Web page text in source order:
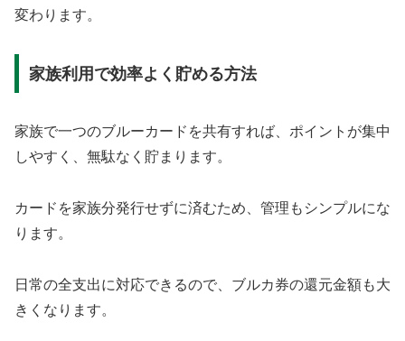
変わります。
家族利用で効率よく貯める方法
家族で一つのブルーカードを共有すれば、ポイントが集中
しやすく、無駄なく貯まります。
カードを家族分発行せずに済むため、管理もシンプルにな
ります。
日常の全支出に対応できるので、ブルカ券の還元金額も大
きくなります。